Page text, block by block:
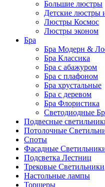
Большие люстры
Детские люстры
Люстры Космос
Люстры эконом
Бра
Бра Модерн &
Бра Классика
Бра с абажуром
Бра с плафоном
Бра хрустальные
Бра с деревом
Бра Флористика
Светодиодные
Подвесные
Потолочные
Споты
Фасадные
Подсветка Лестниц
Трековые Светильники
Настольные лампы
Торшеры